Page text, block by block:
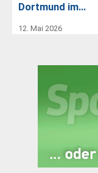
Dortmund im…
12. Mai 2026